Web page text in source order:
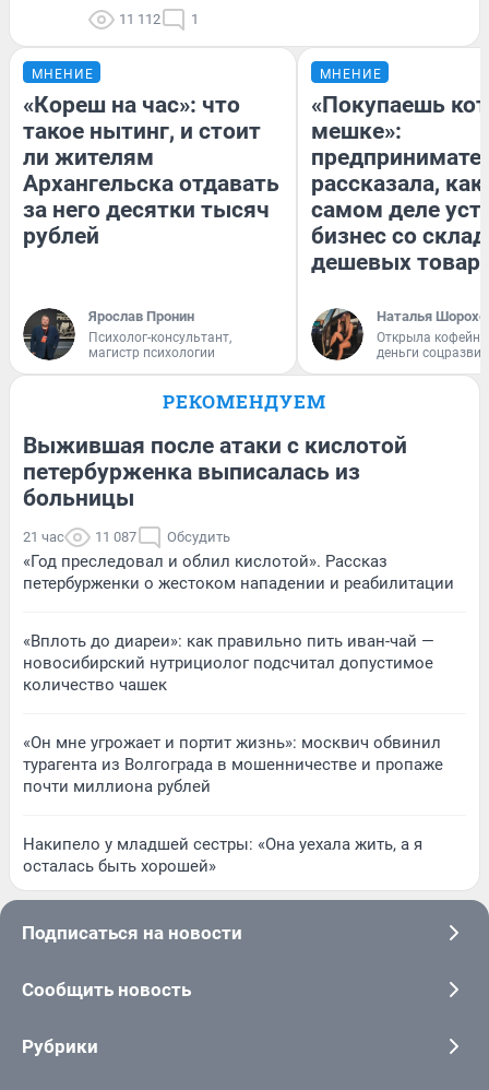
11 112 1
МНЕНИЕ
«Кореш на час»: что
такое нытинг, и стоит
ли жителям
Архангельска отдавать
за него десятки тысяч
рублей
Ярослав Пронин
Психолог-консультант,
магистр психологии
МНЕНИЕ
«Покупаешь
мешке»:
рассказала, как
самом деле
бизнес со
дешевых
Наталья
Открыла
деньги
РЕКОМЕНДУЕМ
Выжившая после атаки с кислотой
петербурженка выписалась из
больницы
21 час 11 087 Обсудить
«Год преследовал и облил кислотой». Рассказ
петербурженки о жестоком нападении и реабилитации
«Вплоть до диареи»: как правильно пить иван-чай —
новосибирский нутрициолог подсчитал допустимое
количество чашек
«Он мне угрожает и портит жизнь»: москвич обвинил
турагента из Волгограда в мошенничестве и пропаже
почти миллиона рублей
Накипело у младшей сестры: «Она уехала жить, а я
осталась быть хорошей»
Подписаться на новости
Сообщить новость
Рубрики